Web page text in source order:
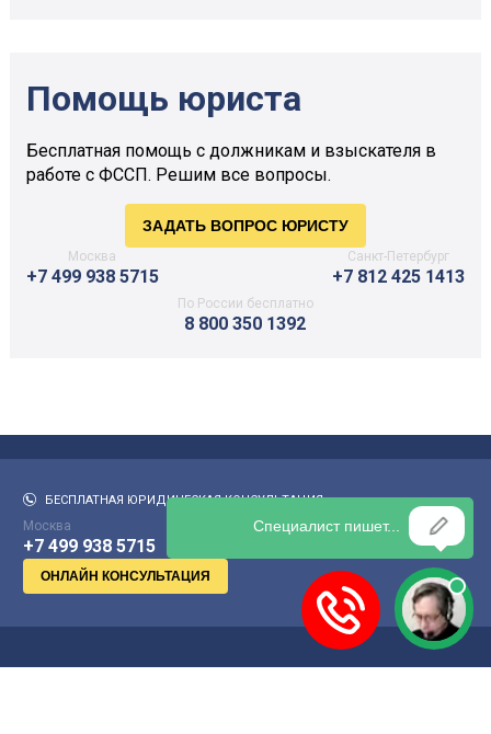
Помощь юриста
Бесплатная помощь с должникам и взыскателя в
работе с ФССП. Решим все вопросы.
Москва
+7 499 938 5715
Санкт-Петербург
+7 812 425 1413
По России бесплатно
8 800 350 1392
БЕСПЛАТНАЯ ЮРИДИЧЕСКАЯ КОНСУЛЬТАЦИЯ:
Москва
+7 499 938 5715
Санкт-Петербург По России бесплатно
8 800 350 1392